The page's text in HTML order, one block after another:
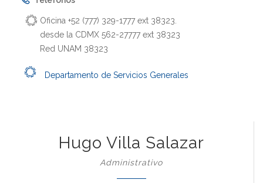
Oficina +52 (777) 329-1777 ext 38323.
desde la CDMX 562-27777 ext 38323
Red UNAM 38323
Departamento de Servicios Generales
Hugo Villa Salazar
Administrativo